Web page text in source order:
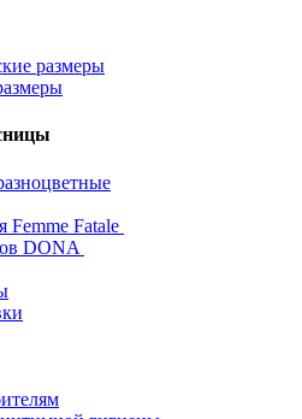
размеры
Femme Fatale
DONA